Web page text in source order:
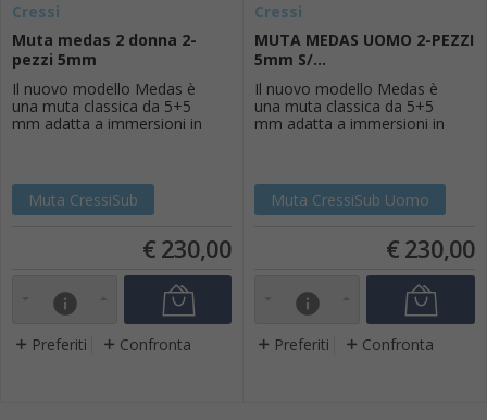
Cressi
Muta medas 2 donna 2-
pezzi 5mm
Il nuovo modello Medas è
una muta classica da 5+5
mm adatta a immersioni in
interno.Modellatura rinnovata
con pannelli più ampi e
elegante combinazione
Muta CressiSub
€ 230,00
info
Preferiti Confronta
Cressi
MUTA MEDAS UOMO 2-PEZZI
5mm S/...
Il nuovo modello Medas è
una muta classica da 5+5
mm adatta a immersioni in
interno.Modellatura rinnovata
con pannelli più ampi e
elegante combinazione
Muta CressiSub Uomo
€ 230,00
info
Preferiti Confronta